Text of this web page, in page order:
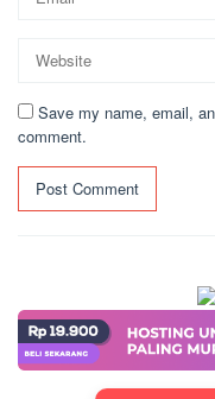
Save my name, email,
comment.